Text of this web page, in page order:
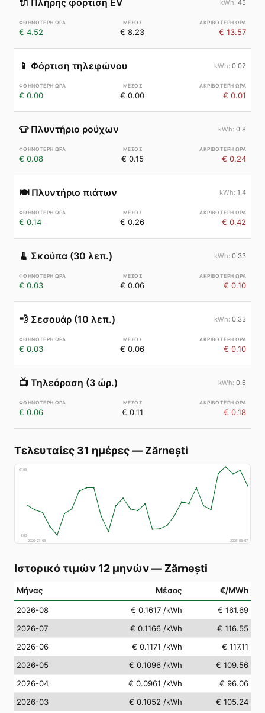
🔌 Πλήρης φόρτιση EV 45
€ 4.52 € 8.23 € 13.57
📱 Φόρτιση τηλεφώνου 0.02
€ 0.00 € 0.00 € 0.01
👕 Πλυντήριο ρούχων 0.8
€ 0.08 € 0.15 € 0.24
🍽️ Πλυντήριο πιάτων 1.4
€ 0.14 € 0.26 € 0.42
🧹 Σκούπα (30 λεπ.) 0.33
€ 0.03 € 0.06 € 0.10
💨 Σεσουάρ (10 λεπ.) 0.33
€ 0.03 € 0.06 € 0.10
📺 Τηλεόραση (3 ώρ.) 0.6
€ 0.06 € 0.11 € 0.18
Τελευταίες 31 ημέρες— Zărnești
€188
€80
2026-07-08
2026-08-07
Ιστορικό τιμών 12 μηνών— Zărnești
Μήνας Μέσος €/MWh
2026-08 € 0.1617 /kWh
€ 161.69
2026-07
€ 0.1166 /kWh
€ 116.55
2026-06
€ 0.1171 /kWh
€ 117.11
2026-05
€ 0.1096 /kWh
€ 109.56
2026-04
€ 0.0961 /kWh
€ 96.06
2026-03
€ 0.1052 /kWh
€ 105.24